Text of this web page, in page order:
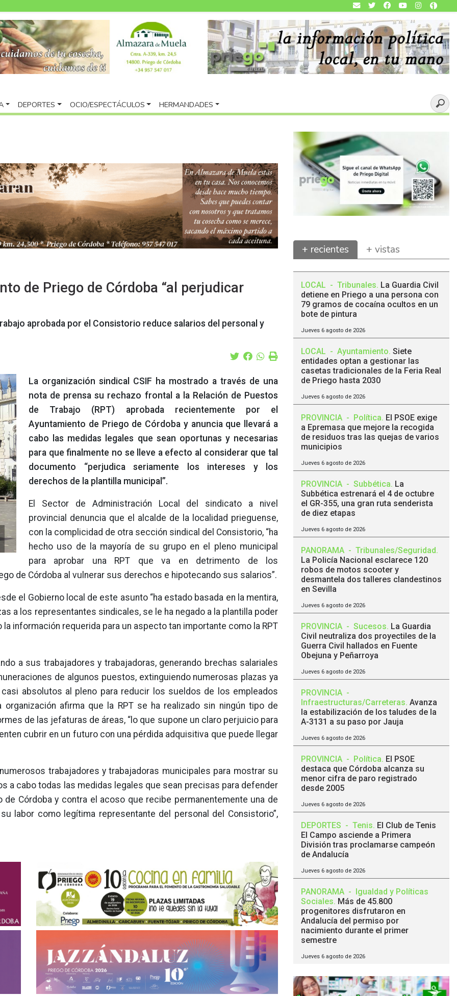
DEPORTES OCIO/ESPECTÁCULOS HERMANDADES
de Priego de Córdoba “al perjudicar
aprobada por el Consistorio reduce salarios del personal y
La organización sindical CSIF ha mostrado a través de una
nota de prensa su rechazo frontal a la Relación de Puestos
de Trabajo (RPT) aprobada recientemente por el
Ayuntamiento de Priego de Córdoba y anuncia que llevará a
cabo las medidas legales que sean oportunas y necesarias
para que finalmente no se lleve a efecto al considerar que tal
documento “perjudica seriamente los intereses y los
derechos de la plantilla municipal”.
El Sector de Administración Local del sindicato a nivel
provincial denuncia que el alcalde de la localidad prieguense,
con la complicidad de otra sección sindical del Consistorio, “ha
hecho uso de la mayoría de su grupo en el pleno municipal
para aprobar una RPT que va en detrimento de los
de Córdoba al vulnerar sus derechos e hipotecando sus salarios”.
el Gobierno local de este asunto “ha estado basada en la mentira,
a los representantes sindicales, se le ha negado a la plantilla poder
información requerida para un aspecto tan importante como la RPT
a sus trabajadores y trabajadoras, generando brechas salariales
de algunos puestos, extinguiendo numerosas plazas ya
absolutos al pleno para reducir los sueldos de los empleados
afirma que la RPT se ha realizado sin ningún tipo de
de las jefaturas de áreas, “lo que supone un claro perjuicio para
cubrir en un futuro con una pérdida adquisitiva que puede llegar
trabajadores y trabajadoras municipales para mostrar su
a cabo todas las medidas legales que sean precisas para defender
Córdoba y contra el acoso que recibe permanentemente una de
labor como legítima representante del personal del Consistorio”,
+ recientes + vistas
LOCAL - Tribunales. La Guardia Civil
detiene en Priego a una persona con
79 gramos de cocaína ocultos en un
bote de pintura
Jueves 6 agosto de 2026
LOCAL - Ayuntamiento. Siete
entidades optan a gestionar las
casetas tradicionales de la Feria Real
de Priego hasta 2030
Jueves 6 agosto de 2026
PROVINCIA - Política. El PSOE exige
a Epremasa que mejore la recogida
de residuos tras las quejas de varios
municipios
Jueves 6 agosto de 2026
PROVINCIA - Subbética. La
Subbética estrenará el 4 de octubre
el GR-355, una gran ruta senderista
de diez etapas
Jueves 6 agosto de 2026
PANORAMA - Tribunales/Seguridad.
La Policía Nacional esclarece 120
robos de motos scooter y
desmantela dos talleres clandestinos
en Sevilla
Jueves 6 agosto de 2026
PROVINCIA - Sucesos. La Guardia
Civil neutraliza dos proyectiles de la
Guerra Civil hallados en Fuente
Obejuna y Peñarroya
Jueves 6 agosto de 2026
PROVINCIA -
Infraestructuras/Carreteras. Avanza
la estabilización de los taludes de la
A-3131 a su paso por Jauja
Jueves 6 agosto de 2026
PROVINCIA - Política. El PSOE
destaca que Córdoba alcanza su
menor cifra de paro registrado
desde 2005
Jueves 6 agosto de 2026
DEPORTES - Tenis. El Club de Tenis
El Campo asciende a Primera
División tras proclamarse campeón
de Andalucía
Jueves 6 agosto de 2026
PANORAMA -
Igualdad y Políticas
Sociales. Más de 45.800
progenitores disfrutaron en
Andalucía del permiso por
nacimiento durante el primer
semestre
Jueves 6 agosto de 2026